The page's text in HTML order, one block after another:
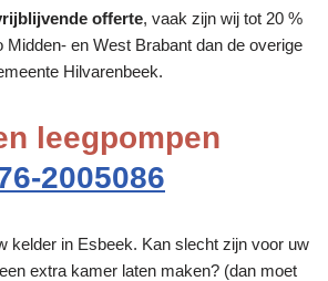
offerte, vaak zijn wij tot 20 %
Midden- en West Brabant dan de overige
Hilvarenbeek.
leegpompen
2005086
kelder in Esbeek. Kan slecht zijn voor uw
extra kamer laten maken? (dan moet